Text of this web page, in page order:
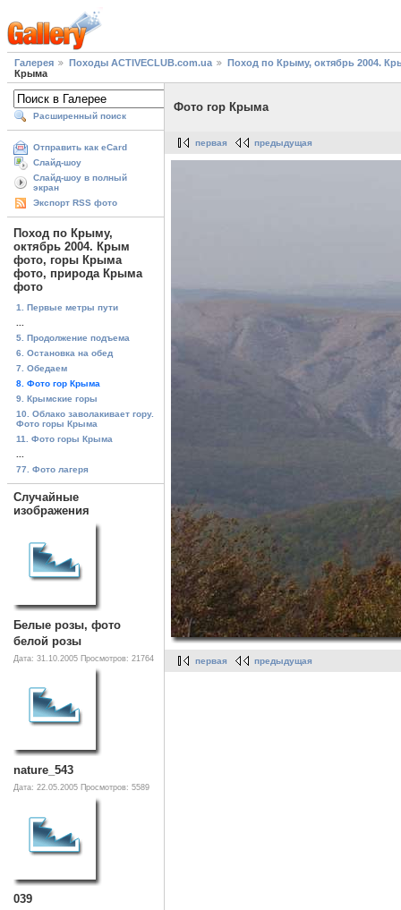
Галерея Походы ACTIVECLUB.com.ua
Поход по Крыму, октябрь 2004.
Крыма
Расширенный поиск
Отправить как eCard
Слайд-шоу
Слайд-шоу в полный
экран
Экспорт RSS фото
Поход по Крыму,
октябрь 2004. Крым
фото, горы Крыма
фото, природа Крыма
фото
1. Первые метры пути
5. Продолжение подъема
6. Остановка на обед
7. Обедаем
8. Фото гор Крыма
9. Крымские горы
10. Облако заволакивает гору.
Фото горы Крыма
11. Фото горы Крыма
77. Фото лагеря
Случайные
изображения
Белые розы, фото
белой розы
Дата: 31.10.2005 Просмотров: 21764
nature_543
Дата: 22.05.2005 Просмотров: 5589
039
Фото гор Крыма
первая предыдущая
первая предыдущая